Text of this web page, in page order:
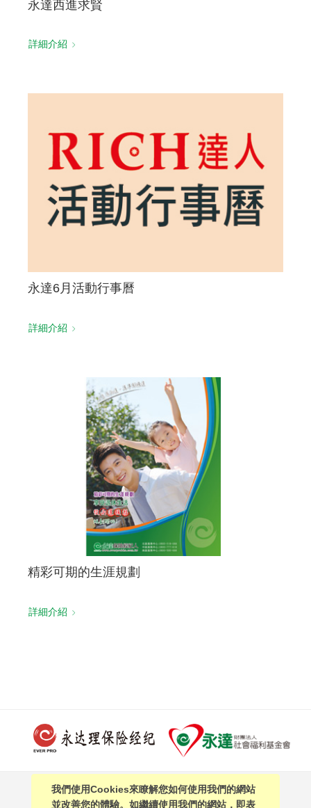
永達西進求賢
詳細介紹
永達6月活動行事曆
詳細介紹
精彩可期的生涯規劃
詳細介紹
PAGE TOP
我們使用Cookies來瞭解您如何使用我們的網站
並改善您的體驗。如繼續使用我們的網站，即表